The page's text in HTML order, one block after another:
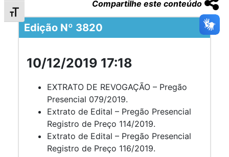
Alternar tamanho da fonte
Compartilhe este conteúdo
Edição Nº 3820
10/12/2019 17:18
EXTRATO DE REVOGAÇÃO – Pregão
Presencial 079/2019.
Extrato de Edital – Pregão Presencial
Registro de Preço 114/2019.
Extrato de Edital – Pregão Presencial
Registro de Preço 116/2019.